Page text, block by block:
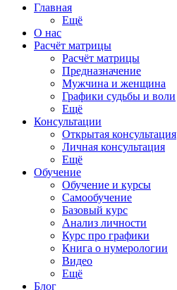
Главная
Ещё
О нас
Расчёт матрицы
Расчёт матрицы
Предназначение
Мужчина и женщина
Графики судьбы и воли
Ещё
Консультации
Открытая консультация
Личная консультация
Ещё
Обучение
Обучение и курсы
Самообучение
Базовый курс
Анализ личности
Курс про графики
Книга о нумерологии
Видео
Ещё
Блог